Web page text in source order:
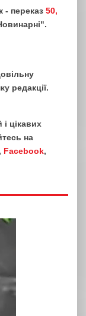
- переказ 50,
редакції.
цікавих
на
, Facebook,